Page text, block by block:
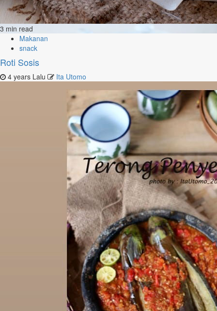
3 min read
Makanan
snack
Roti Sosis
4 years Lalu Ita Utomo